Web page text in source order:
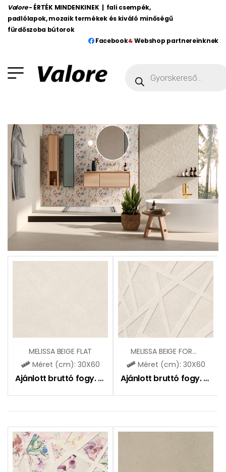
Valore - ÉRTÉK MINDENKINEK | fali csempék,
padlólapok, mozaik termékek és kiváló minőségű
fürdőszoba bútorok
Facebook
Webshop partnereinknek
MELISSA BEIGE FLAT
Méret (cm): 30X60
Ajánlott bruttó fogy. ár: 6690Ft
MELISSA BEIGE FORMA
Méret (cm): 30X60
Ajánlott bruttó fogy. ár: